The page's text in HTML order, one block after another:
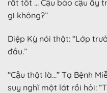
rất tốt … Cậu bảo cậu ấy
gì không?”
Diệp Kỳ nói thật: “Lớp
đầu.”
“Cậu thật là…” Tạ Bệnh
suy nghĩ một lát rồi hỏi: